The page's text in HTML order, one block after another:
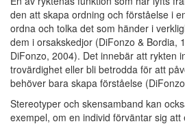
den att skapa ordning och förståelse i
ordna och tolka det som händer i
dem i orsakskedjor (DiFonzo & Bordia,
DiFonzo, 2004). Det innebär att rykten
trovärdighet eller bli betrodda för att
behöver bara skapa förståelse
Stereotyper och skensamband kan
exempel, om en individ förväntar sig